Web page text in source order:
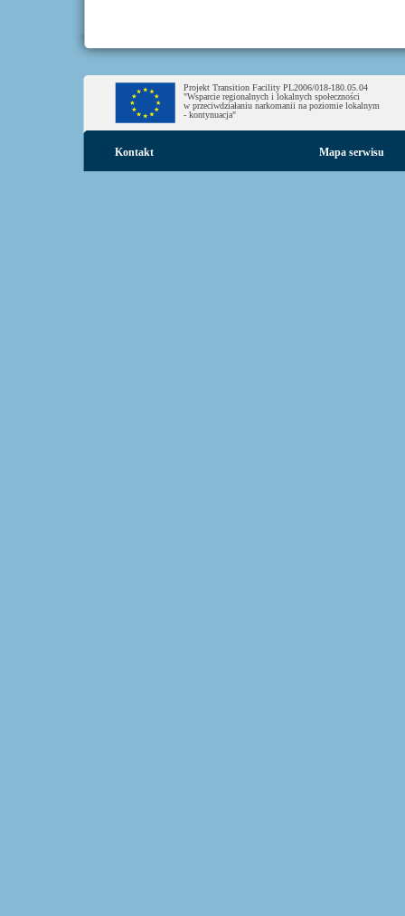
Projekt Transition Facility PL2006/018-180.05.04
"Wsparcie regionalnych i lokalnych społeczności
w przeciwdziałaniu narkomanii na poziomie lokalnym
- kontynuacja"
Kontakt Mapa serwisu